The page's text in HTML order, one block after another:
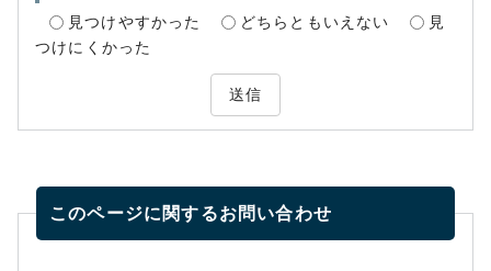
見つけやすかった
どちらともいえない
見
つけにくかった
送信
このページに関するお問い合わせ